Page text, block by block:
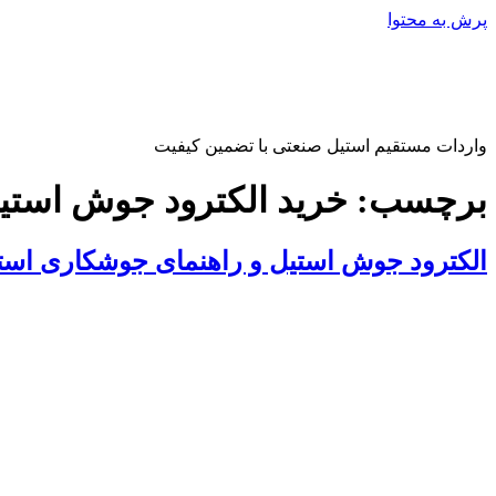
پرش به محتوا
واردات مستقیم استیل صنعتی با تضمین کیفیت
برچسب: خرید الکترود جوش
الکترود جوش استیل و راهنمای جوشکاری